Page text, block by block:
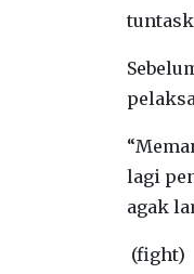
lagi
agak
(fight)